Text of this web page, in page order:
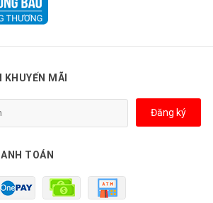
MÃI
Đăng ký
TOÁN